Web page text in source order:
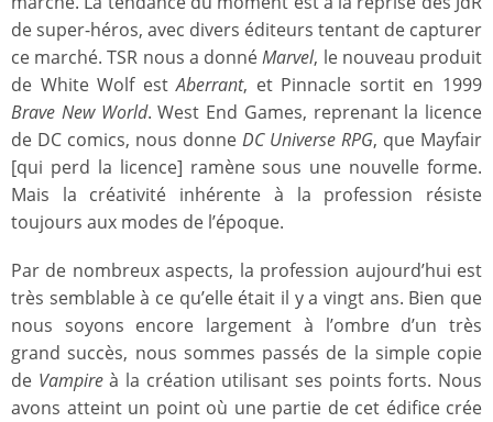
de super-héros, avec divers éditeurs tentant de capturer
ce marché. TSR nous a donnéMarvel, le nouveau produit
de White Wolf estAberrant, et Pinnacle sortit en 1999
Brave New World. West End Games, reprenant la licence
de DC comics, nous donne DC Universe RPG, que Mayfair
[qui perd la licence] ramène sous une nouvelle forme.
Mais la créativité inhérente à la profession résiste
toujours aux modes de l’époque.
Par de nombreux aspects, la profession aujourd’hui est
très semblable à ce qu’elle était il y a vingt ans. Bien que
nous soyons encore largement à l’ombre d’un très
grand succès, nous sommes passés de la simple copie
de Vampireà la création utilisant ses points forts. Nous
avons atteint un point où une partie de cet édifice crée